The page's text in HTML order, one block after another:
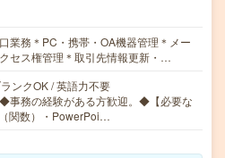
業務＊PC・携帯・OA機器管理＊メー
セス権管理＊取引先情報更新・…
ンクOK / 英語力不要
事務の経験がある方歓迎。◆【必要な
関数）・PowerPoi…